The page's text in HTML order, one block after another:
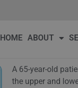
HOME ABOUT
A 65-year-old
the upper and